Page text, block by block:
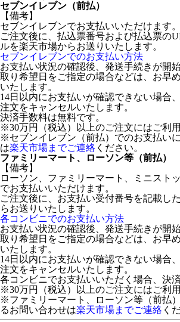
セブンイレブン（前払）
【備考】
セブンイレブンでお支払いいただけます。
ご注文後に、払込票番号および払込票の
ルを楽天市場からお送りいたします。
セブンイレブンでのお支払い方法
お支払い状況の確認後、発送手続きが開
取り希望日をご指定の場合などは、お早
いたします。
14日以内にお支払いが確認できない場合
注文をキャンセルいたします。
決済手数料は無料です。
※30万円（税込）以上のご注文にはご利
※セブンイレブン（前払）でのお支払い
は楽天市場までご連絡 ください。
ファミリーマート、ローソン等（前払）
【備考】
ローソン、ファミリーマート、ミニスト
でお支払いいただけます。
ご注文後に、お支払い受付番号を記載し
らお送りいたします。
各コンビニでのお支払い方法
お支払い状況の確認後、発送手続きが開
取り希望日をご指定の場合などは、お早
いたします。
14日以内にお支払いが確認できない場合
注文をキャンセルいたします。
各コンビニでお支払いいただく場合、決
※30万円（税込）以上のご注文にはご利
※ファミリーマート、ローソン等（前払
るお問い合わせは楽天市場までご連絡 く